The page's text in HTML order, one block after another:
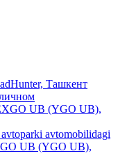
Ташкент
UB (YGO UB),
avtomobilidagi
UB (YGO UB),